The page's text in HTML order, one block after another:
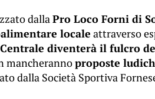
dallaPro Loco Forni di
locale attraverso
Centrale diventerà il fulcro
mancherannoproposte
dalla Società Sportiva